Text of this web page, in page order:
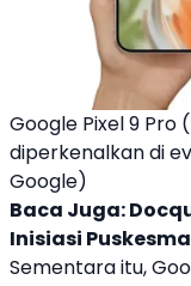
Google Pixel 9 Pro
diperkenalkan di
Google)
Baca Juga:
Inisiasi
Sementara itu,